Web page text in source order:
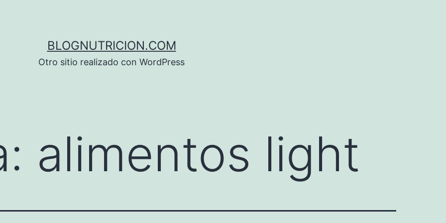
BLOGNUTRICION.COM
Otro sitio realizado con WordPress
alimentos light